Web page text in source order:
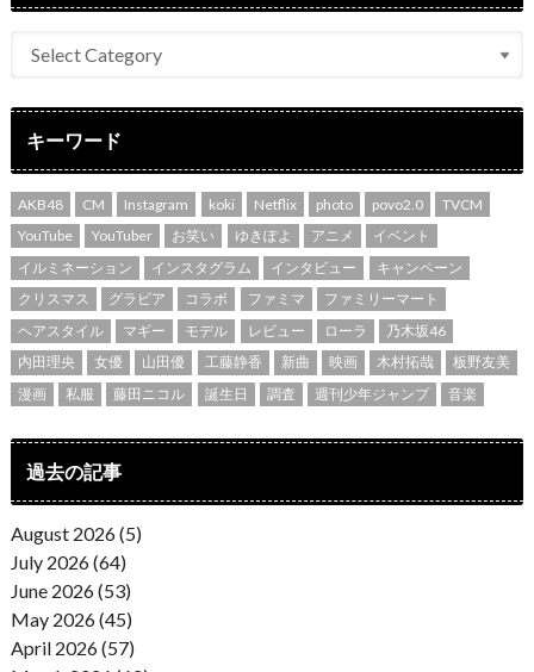
キーワード
AKB48 CM Instagram koki Netflix photo povo2.0
TVCM
YouTube
YouTuber お笑い ゆきぽよ アニメ
イベント
イルミネーション
インスタグラム インタビュー
キャンペーン
クリスマス
グラビア コラボ ファミマ
ファミリーマート
ヘアスタイル
マギー モデル レビュー ローラ
乃木坂46
内田理央
女優 山田優 工藤静香 新曲 映画 木村拓哉
板野友美
漫画
私服 藤田ニコル 誕生日 調査 週刊少年ジャンプ 音楽
過去の記事
August 2026 (5)
July 2026 (64)
June 2026 (53)
May 2026 (45)
April 2026 (57)